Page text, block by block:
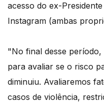
acesso do ex-
Instagram (ambas
"No final desse
para avaliar se o risco
diminuiu. Avaliaremos
casos de violência,